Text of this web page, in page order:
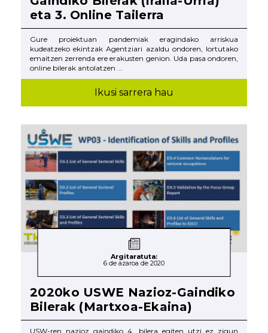
eta 3. Online Tailerra
Gure proiektuan pandemiak eragindako arriskua
kudeatzeko ekintzak Agentziari azaldu ondoren, lortutako
emaitzen zerrenda ere erakusten genion. Uda pasa ondoren,
online bilerak antolatzen ...
Ikusi sarrera hau
Argitaratuta:
6 de azaroa de 2020
2020ko USWE Nazioz-Gaindiko
Bilerak (Martxoa-Ekaina)
USW-ren nazioz gaindiko 4. bilera egiten utzi ez zigun